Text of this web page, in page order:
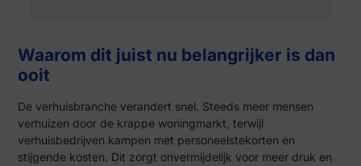
Waarom dit juist nu belangrijker is dan
ooit
De verhuisbranche verandert snel. Steeds meer mensen
verhuizen door de krappe woningmarkt, terwijl
verhuisbedrijven kampen met personeelstekorten en
stijgende kosten. Dit zorgt onvermijdelijk voor meer druk en